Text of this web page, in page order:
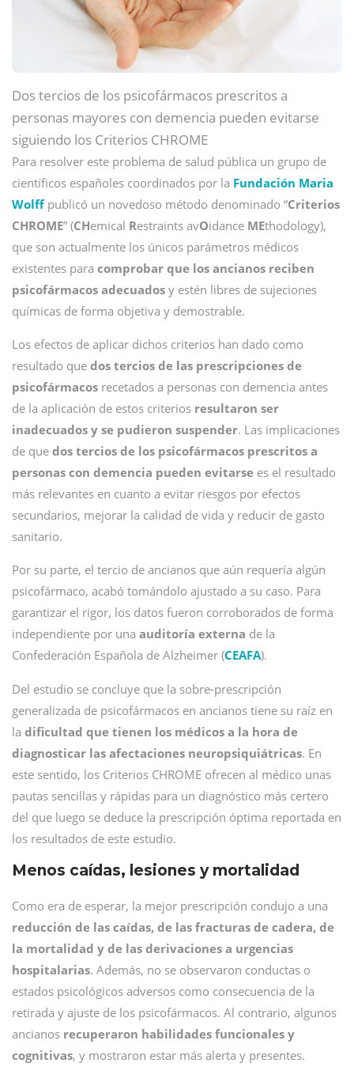
Dos tercios de los psicofármacos prescritos a
personas mayores con demencia pueden evitarse
siguiendo los Criterios CHROME
Para resolver este problema de salud pública un grupo de
científicos españoles coordinados por la Fundación Maria
Wolffpublicó un novedoso método denominado “Criterios
CHROME” (CHemical Restraints avOidance MEthodology),
que son actualmente los únicos parámetros médicos
existentes para comprobar que los ancianos reciben
psicofármacos adecuados y estén libres de sujeciones
químicas de forma objetiva y demostrable.
Los efectos de aplicar dichos criterios han dado como
resultado que dos tercios de las prescripciones de
psicofármacos recetados a personas con demencia antes
de la aplicación de estos criterios resultaron ser
inadecuados y se pudieron suspender. Las implicaciones
de que dos tercios de los psicofármacos prescritos a
personas con demencia pueden evitarse es el resultado
más relevantes en cuanto a evitar riesgos por efectos
secundarios, mejorar la calidad de vida y reducir de gasto
sanitario.
Por su parte, el tercio de ancianos que aún requería algún
psicofármaco, acabó tomándolo ajustado a su caso. Para
garantizar el rigor, los datos fueron corroborados de forma
independiente por una auditoría externa de la
Confederación Española de Alzheimer (CEAFA).
Del estudio se concluye que la sobre-prescripción
generalizada de psicofármacos en ancianos tiene su raíz en
la dificultad que tienen los médicos a la hora de
diagnosticar las afectaciones neuropsiquiátricas. En
este sentido, los Criterios CHROME ofrecen al médico unas
pautas sencillas y rápidas para un diagnóstico más certero
del que luego se deduce la prescripción óptima reportada en
los resultados de este estudio.
Menos caídas, lesiones y mortalidad
Como era de esperar, la mejor prescripción condujo a una
reducción de las caídas, de las fracturas de cadera, de
la mortalidad y de las derivaciones a urgencias
hospitalarias. Además, no se observaron conductas o
estados psicológicos adversos como consecuencia de la
retirada y ajuste de los psicofármacos. Al contrario, algunos
ancianos recuperaron habilidades funcionales y
cognitivas, y mostraron estar más alerta y presentes.